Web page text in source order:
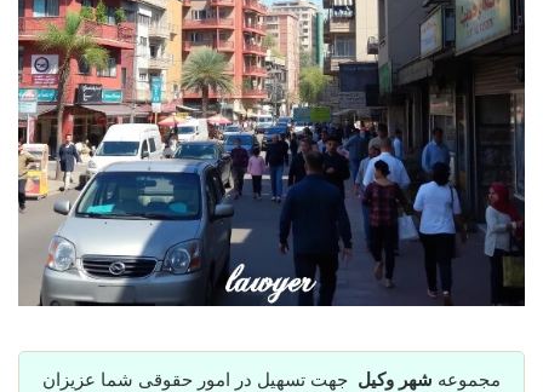
مجموعه شهر وکیل جهت تسهیل در امور حقوقی شما عزیزان